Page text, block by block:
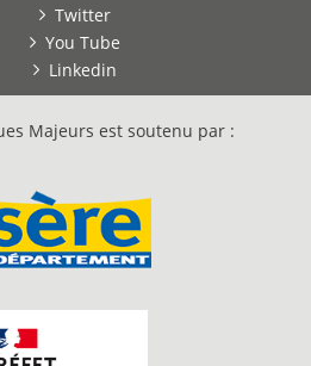
Twitter
You Tube
Linkedin
Majeurs est soutenu par :